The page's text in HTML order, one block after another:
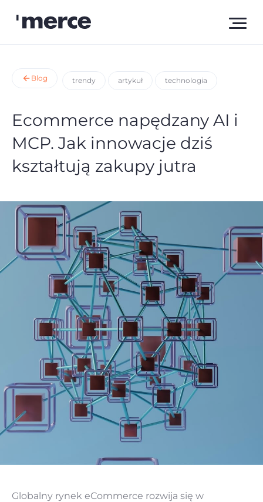
Blog trendy artykuł technologia
Ecommerce napędzany AI i
MCP. Jak innowacje dziś
kształtują zakupy jutra
Globalny rynek eCommerce rozwija się w